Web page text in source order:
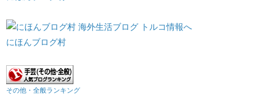
にほんブログ村
その他・全般ランキング